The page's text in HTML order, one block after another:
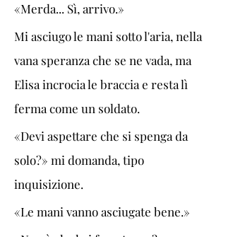
«Merda... Sì, arrivo.»
Mi asciugo le mani sotto l'aria, nella
vana speranza che se ne vada, ma
Elisa incrocia le braccia e resta lì
ferma come un soldato.
«Devi aspettare che si spenga da
solo?» mi domanda, tipo
inquisizione.
«Le mani vanno asciugate bene.»